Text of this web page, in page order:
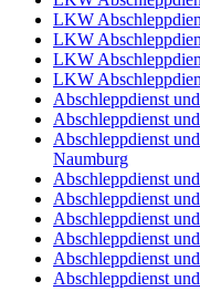
LKW
LKW
LKW
LKW
Abschleppdienst
Abschleppdienst
Abschleppdienst
Naumburg
Abschleppdienst
Abschleppdienst
Abschleppdienst
Abschleppdienst
Abschleppdienst
Abschleppdienst